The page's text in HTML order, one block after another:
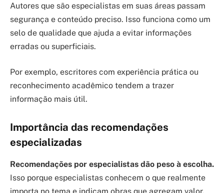
Autores que são especialistas em suas áreas passam
segurança e conteúdo preciso. Isso funciona como um
selo de qualidade que ajuda a evitar informações
erradas ou superficiais.
Por exemplo, escritores com experiência prática ou
reconhecimento acadêmico tendem a trazer
informação mais útil.
Importância das recomendações
especializadas
Recomendações por especialistas dão peso à escolha.
Isso porque especialistas conhecem o que realmente